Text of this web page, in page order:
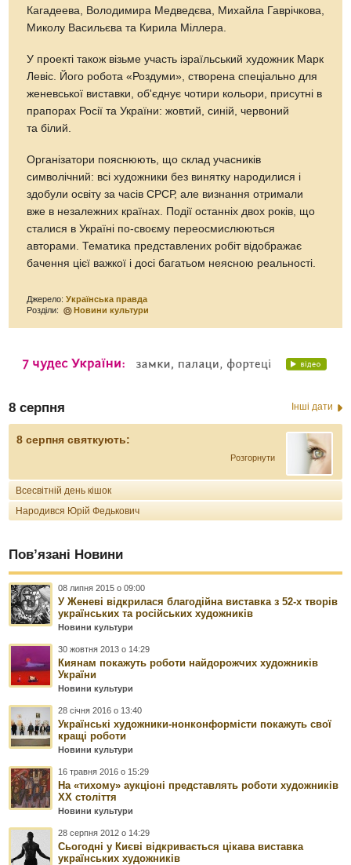
Кагадеева, Володимира Медведєва, Михайла Гаврічкова,
Миколу Васильєва та Кирила Міллера.
У проекті також візьме участь ізраїльський художник Марк
Левіс. Його робота «Роздуми», створена спеціально для
женевської виставки, об'єднує чотири кольори, присутні в
прапорах Росії та України: жовтий, синій, червоний
та білий.
Організатори пояснюють, що склад учасників
символічний: всі художники без винятку народилися і
здобули освіту за часів СРСР, але визнання отримали
вже в незалежних країнах. Події останніх двох років, що
сталися в Україні по-своєму переосмислюються
авторами. Тематика представлених робіт відображає
бачення цієї важкої і досі багатьом неясною реальності.
Джерело:Українська правда
Розділи:
Новини культури
8 серпня Інші дати
8 серпня святкують:
Розгорнути
Всесвітній день кішок
Народився Юрій Федькович
Пов’язані Новини
08 липня 2015 о 09:00
У Женеві відкрилася благодійна виставка з 52-х творів
українських та російських художників
Новини культури
30 жовтня 2013 о 14:29
Киянам покажуть роботи найдорожчих художників
України
Новини культури
28 січня 2016 о 13:40
Українські художники-нонконформісти покажуть свої
кращі роботи
Новини культури
16 травня 2016 о 15:29
На «тихому» аукціоні представлять роботи художників
ХХ століття
Новини культури
28 серпня 2012 о 14:29
Сьогодні у Києві відкривається цікава виставка
українських художників